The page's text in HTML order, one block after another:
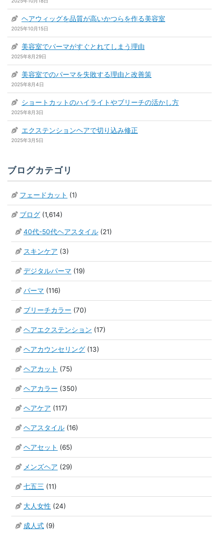
ヘアウィッグを品質が高いかつらを作る美容室
2025年10月15日
美容室でパーマがすぐとれてしまう理由
2025年8月29日
美容室でのパーマを失敗する理由と改善策
2025年8月4日
ショートカットのハイライトやブリーチの活かし方
2025年8月3日
エクステンションヘアで切り込み修正
2025年3月5日
ブログカテゴリ
フェードカット (1)
ブログ (1,614)
40代-50代ヘアスタイル (21)
スキンケア (3)
デジタルパーマ (19)
パーマ (116)
ブリーチカラー (70)
ヘアエクステンション (17)
ヘアカウンセリング (13)
ヘアカット (75)
ヘアカラー (350)
ヘアケア (117)
ヘアスタイル (16)
ヘアセット (65)
メンズヘア (29)
七五三 (11)
大人女性 (24)
成人式 (9)